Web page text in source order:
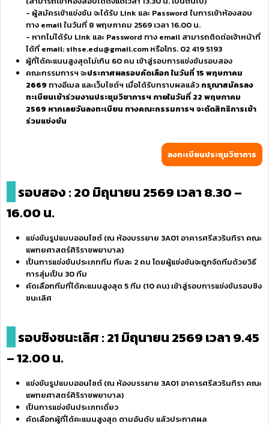
- ผู้สมัครเข้าแข่งขัน จะได้รับ Link และ Password ในการเข้าห้องสอบ
ทาง email ในวันที่ 8 พฤษภาคม 2569 เวลา 16.00 น.
- หากไม่ได้รับ Link และ Password ทาง email สามารถติดต่อเจ้าหน้าที่
ได้ที่ email: sihse.edu@gmail.com หรือโทร. 02 419 5193
ผู้ที่ได้คะแนนสูงสุดไม่เกิน 60 คน เข้าสู่รอบการแข่งขันรอบสอง
คณะกรรมการฯ จะประกาศผลรอบคัดเลือก ในวันที่ 15 พฤษภาคม
2669 ทางอีเมล และเว็บไซต์ฯ เมื่อได้รับทราบผลแล้ว กรุณาสมัครลง
ทะเบียนเข้าร่วมงานประชุมวิชาการฯ ภายในวันที่ 22 พฤษภาคม
2569 หากเลยวันลงทะเบียน ทางคณะกรรมการฯ จะตัดสิทธิการเข้า
ร่วมแข่งขัน
ลงทะเบียนประชุมวิชาการ
รอบสอง : 20 มิถุนายน 2569 เวลา 8.30 –
16.00 น.
แข่งขันรูปแบบออนไซต์ (ณ ห้องบรรยาย 3A01 อาคารศรีสวรินทิรา คณะ
แพทยศาสตร์ศิริราชพยาบาล)
เป็นการแข่งขันประเภททีม ทีมละ 2 คน โดยผู้แข่งขันจะถูกจัดทีมด้วยวิธี
การสุ่มเป็น 30 ทีม
คัดเลือกทีมที่ได้คะแนนสูงสุด 5 ทีม (10 คน) เข้าสู่รอบการแข่งขันรอบชิง
ชนะเลิศ
รอบชิงชนะเลิศ : 21 มิถุนายน 2569 เวลา 9.45
– 12.00 น.
แข่งขันรูปแบบออนไซต์ (ณ ห้องบรรยาย 3A01 อาคารศรีสวรินทิรา คณะ
แพทยศาสตร์ศิริราชพยาบาล)
เป็นการแข่งขันประเภทเดี่ยว
คัดเลือกผู้ที่ได้คะแนนสูงสุด ตามอันดับ แล้วประกาศผล